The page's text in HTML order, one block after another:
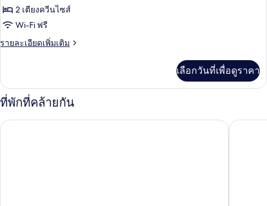
น,
วิว
ของ
ห้อง
แฟ
ลี่
ทวิน,
ภูเขา
2 เตียงควีนไซส์
Wi-Fi ฟรี
รายละเอียดเพิ่มเติม
ราย
เกี่ยว
กับ
ห้อง
แฟ
มิ
เลือกวันที่เพื่อดูราคา
ที่พักที่คล้ายกัน
รามาดา โฮเทลแอนด์สวีทส์ บายวินด์แฮม คังวอน พยองชางฟีนิกซ์ รี